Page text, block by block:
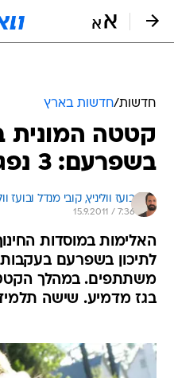
חדשות/חדשות בארץ
קטטה המונית
בשפרעם: 3 נפגעים ו-6 עצורים
בועז ווליניץ, קובי מנדל ובועז
15.9.2011 / 7:36
האלימות במוסדות
לתיכון בשפרעם
משתתפים. במהלך
בגז מדמיע. שישה